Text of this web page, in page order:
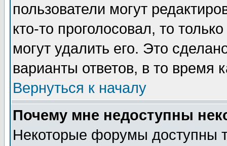
пользователи могут
кто-то проголосовал, то
могут удалить его. Это
варианты ответов, в то время
Вернуться к началу
Почему мне недоступны
Некоторые форумы доступны